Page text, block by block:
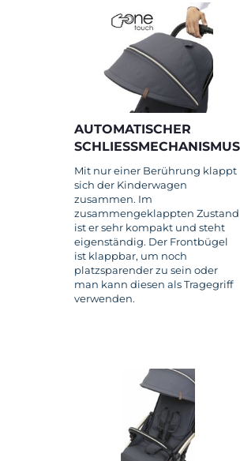
AUTOMATISCHER
SCHLIESSMECHANISMUS
Mit nur einer Berührung klappt
sich der Kinderwagen
zusammen. Im
zusammengeklappten Zustand
ist er sehr kompakt und steht
eigenständig. Der Frontbügel
ist klappbar, um noch
platzsparender zu sein oder
man kann diesen als Tragegriff
verwenden.